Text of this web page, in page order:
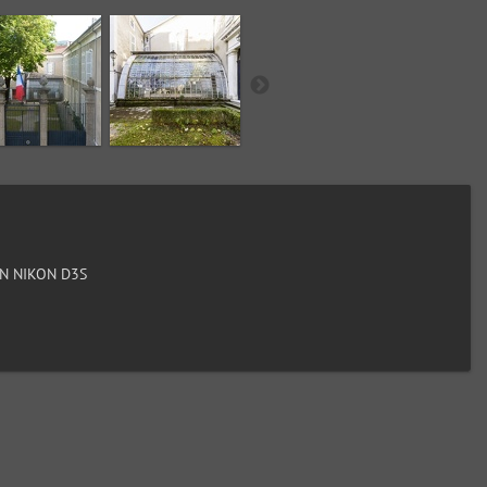
NIKON D3S